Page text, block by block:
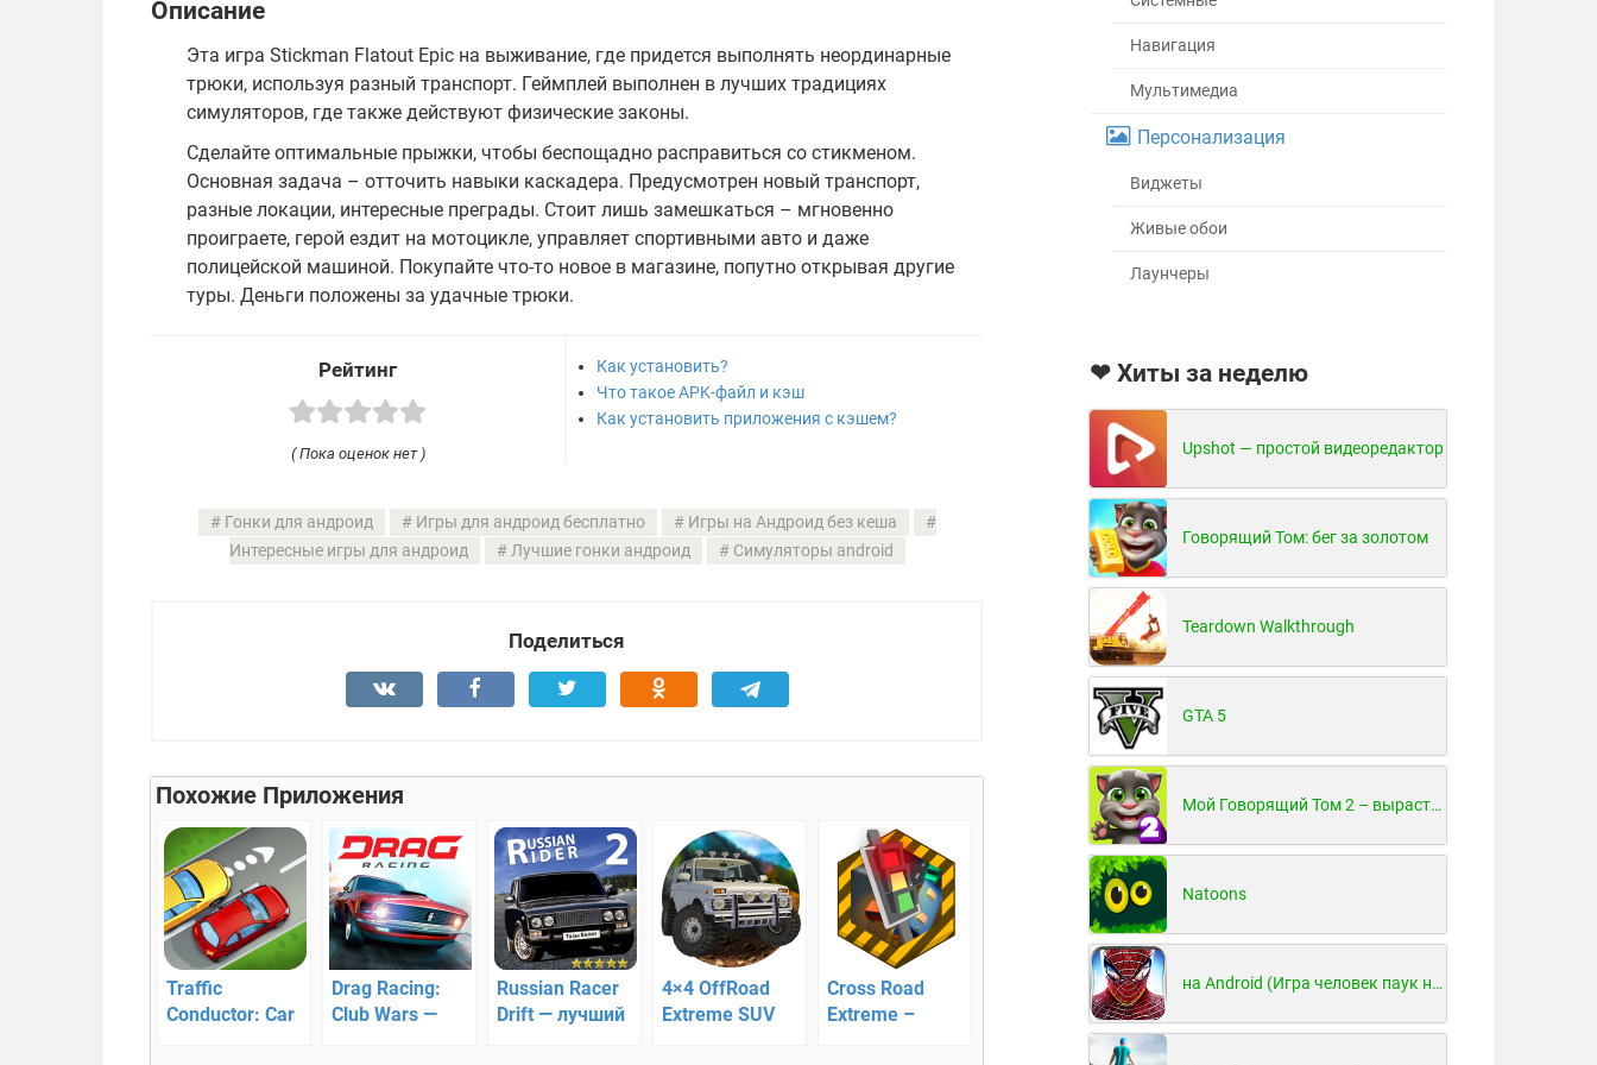
Описание
Эта игра Stickman Flatout Epic на выживание, где придется выполнять неординарные
трюки, используя разный транспорт. Геймплей выполнен в лучших традициях
симуляторов, где также действуют физические законы.
Сделайте оптимальные прыжки, чтобы беспощадно расправиться со стикменом.
Основная задача – отточить навыки каскадера. Предусмотрен новый транспорт,
разные локации, интересные преграды. Стоит лишь замешкаться – мгновенно
проиграете, герой ездит на мотоцикле, управляет спортивными авто и даже
полицейской машиной. Покупайте что-то новое в магазине, попутно открывая другие
туры. Деньги положены за удачные трюки.
Рейтинг
( Пока оценок нет )
Как установить?
Что такое APK-файл и кэш
Как установить приложения с кэшем?
Гонки для андроид Игры для андроид бесплатно
Игры на Андроид без кеша
Интересные игры для андроид
Лучшие гонки андроид Симуляторы android
Поделиться
Похожие Приложения
Traffic
Conductor: Car
Drag Racing:
Club Wars —
Russian Racer
Drift — лучший
4×4 OffRoad
Extreme SUV
Cross Road
Extreme –
Навигация
Мультимедиа
Персонализация
Виджеты
Живые обои
Лаунчеры
❤ Хиты за неделю
Upshot — простой видеоредактор
Говорящий Том: бег за золотом
Teardown Walkthrough
GTA 5
Мой Говорящий Том 2 – вырасти и воспитай своего котенка
Natoons
на Android (Игра человек паук на Android)